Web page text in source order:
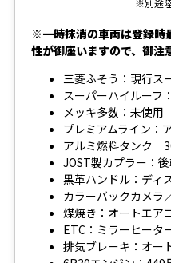
※一時抹消の車両は登録時
性が御座いますので、御
三菱ふそう：現行ス
スーパーハイルーフ
メッキ多数：未使用
プレミアムライン：
アルミ燃料タンク
JOST製カプラー：
黒革ハンドル：ディ
カラーバックカメラ
煤焼き：オートエア
ETC：ミラーヒータ
排気ブレーキ：オー